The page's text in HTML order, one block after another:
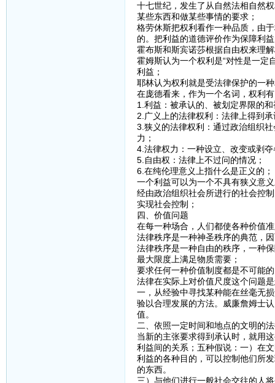
十七世纪，发生了从自然法相自然
某些东西和做某些事情的要求；
格劳休斯把权利看作一种品质，由
的。把利益的道德评价作为保障利
霍布斯和斯宾诺莎根据自由权来理
霍姆斯认为一个权利是“对性是一定
利益；
耶林认为权利就是受法律保护的一
在庞德看来，作为一个名词，权利
1.利益：被承认的、被划定界限的
2.广义上的法律权利：法律上得到
3.狭义的法律权利：通过政治组织
力；
4.法律权力：一种设立、改变或剥
5.自由权：法律上不过问的情况；
6.在纯伦理意义上指什么是正义的；
一个利益可以为一个不具有狭义意
经由政治组织社会所进行的社会控
实现社会控制；
四、价值问题
在每一种场合，人们都使各种价值
法律秩序是一种神圣秩序的典范，
法律秩序是一种自由的秩序，一种
最大限度上满足物质需要；
要求任何一种价值制度都是不可能
法律在实际上对价值尺度这个问题
一，从经验中寻找某种能在丝毫无
验以合理发展的方法。威廉詹姆士
值。
二、依照一定时间和地点的文明的
当新的主张要求得到承认时，就用
利益间的关系；五种假说：一）在
利益的各种目的，可以控制他们所
的东西。
三）与他们进行一般社会交往的人